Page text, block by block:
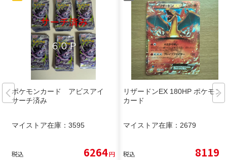
ポケモンカード アビスアイ
サーチ済み
マイストア在庫： 3595
税込 6264円
リザードンEX 180HP ポケモン
カード
マイストア在庫： 2679
税込 8119